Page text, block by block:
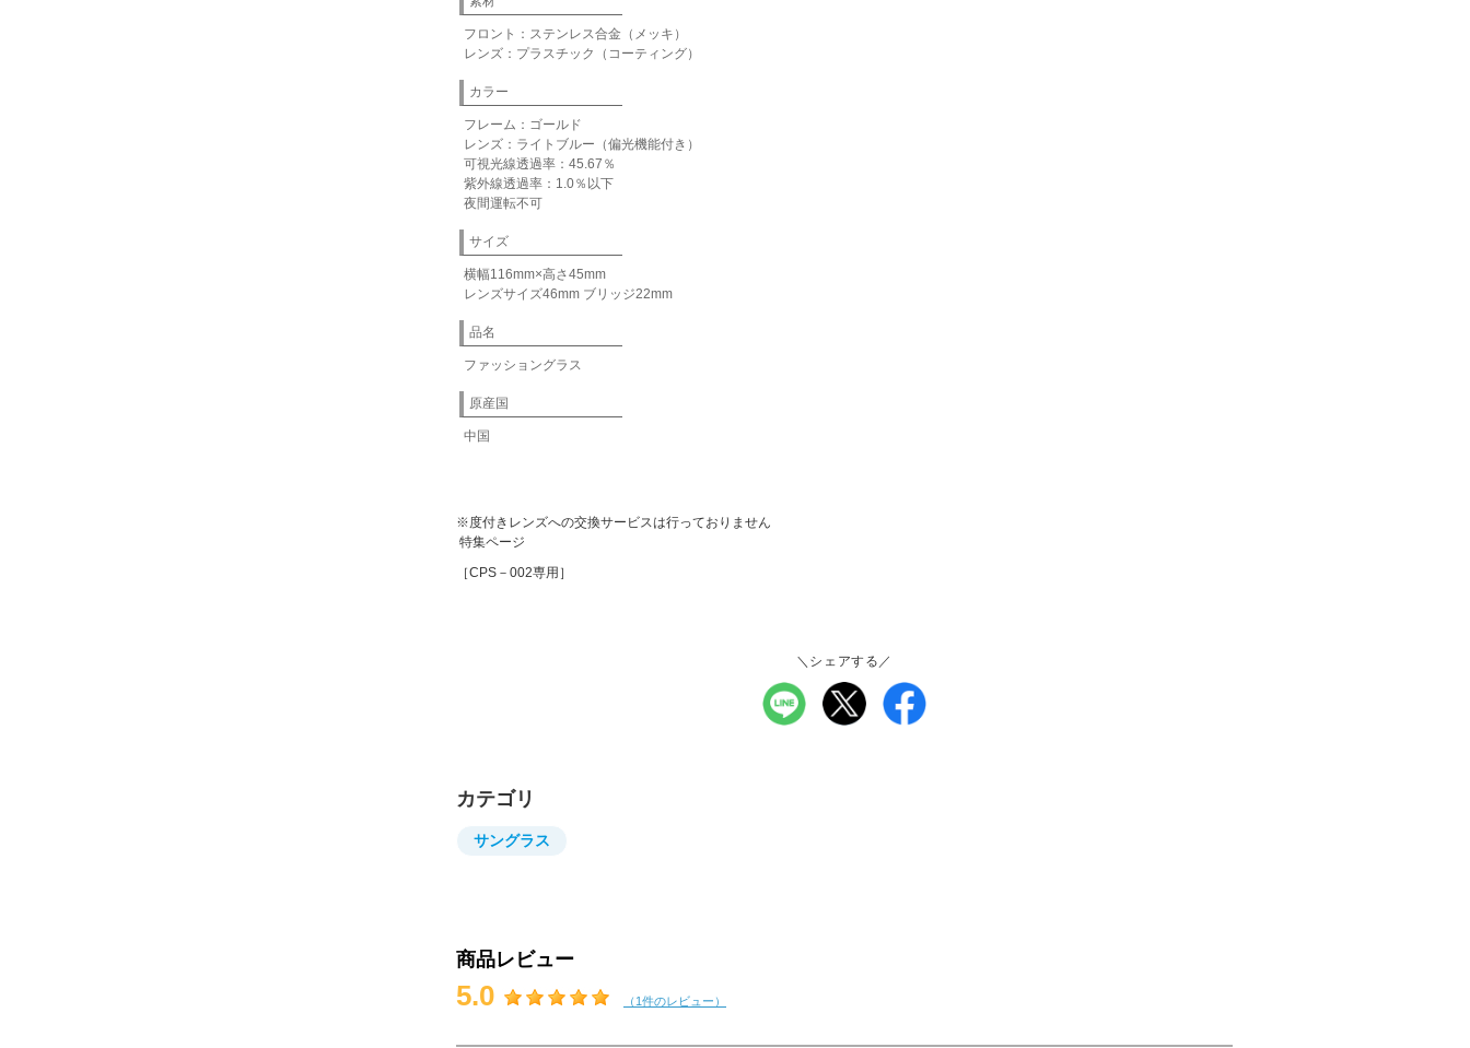
フロント：ステンレス合金（メッキ）
レンズ：プラスチック（コーティング）
カラー
フレーム：ゴールド
レンズ：ライトブルー（偏光機能付き）
可視光線透過率：45.67％
紫外線透過率：1.0％以下
夜間運転不可
サイズ
横幅116mm×高さ45mm
レンズサイズ46mm ブリッジ22mm
品名
ファッショングラス
原産国
中国
※度付きレンズへの交換サービスは行っておりません
特集ページ
［CPS－002専用］
＼シェアする／
カテゴリ
サングラス
商品レビュー
5.0 （1件のレビュー）